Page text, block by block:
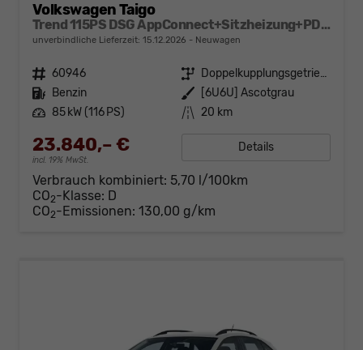
Volkswagen Taigo
Trend 115PS DSG AppConnect+Sitzheizung+PDC+Alu16+LED+DAB+FrontAssist
unverbindliche Lieferzeit: 15.12.2026 Neuwagen
Fahrzeugnr. 60946 Getriebe
Doppelkupplungsgetriebe (DSG)
Kraftstoff Benzin Außenfarbe
[6U6U] Ascotgrau
Leistung 85 kW (116 PS) Kilometerstand 20 km
23.840,– €
incl. 19% MwSt.
Details
Verbrauch kombiniert: 5,70 l/100km
CO2-Klasse: D
CO2-Emissionen: 130,00 g/km